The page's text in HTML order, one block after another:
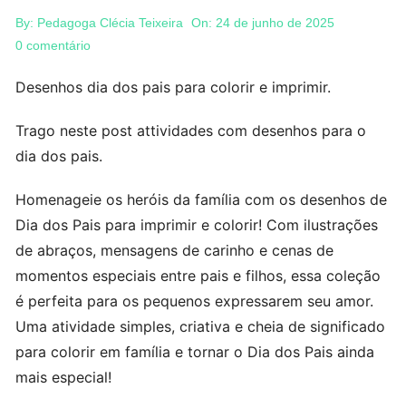
By: Pedagoga Clécia Teixeira On: 24 de junho de 2025
0 comentário
Desenhos dia dos pais para colorir e imprimir.
Trago neste post attividades com desenhos para o
dia dos pais.
Homenageie os heróis da família com os desenhos de
Dia dos Pais para imprimir e colorir! Com ilustrações
de abraços, mensagens de carinho e cenas de
momentos especiais entre pais e filhos, essa coleção
é perfeita para os pequenos expressarem seu amor.
Uma atividade simples, criativa e cheia de significado
para colorir em família e tornar o Dia dos Pais ainda
mais especial!